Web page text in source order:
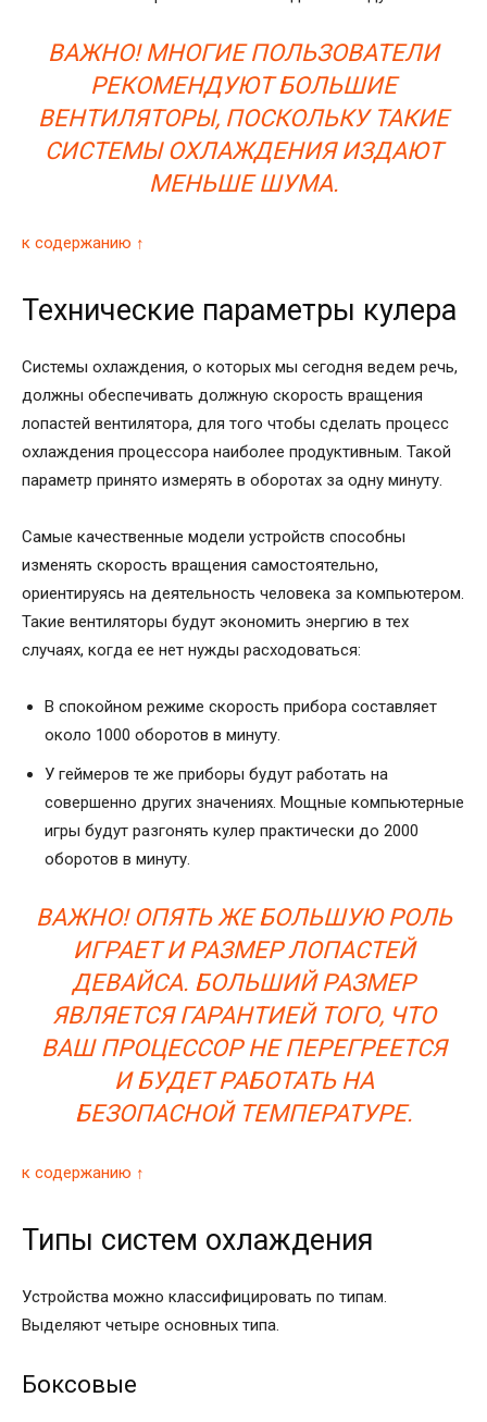
ВАЖНО! МНОГИЕ ПОЛЬЗОВАТЕЛИ
РЕКОМЕНДУЮТ БОЛЬШИЕ
ВЕНТИЛЯТОРЫ, ПОСКОЛЬКУ ТАКИЕ
СИСТЕМЫ ОХЛАЖДЕНИЯ ИЗДАЮТ
МЕНЬШЕ ШУМА.
к содержанию ↑
Технические параметры кулера
Системы охлаждения, о которых мы сегодня ведем речь,
должны обеспечивать должную скорость вращения
лопастей вентилятора, для того чтобы сделать процесс
охлаждения процессора наиболее продуктивным. Такой
параметр принято измерять в оборотах за одну минуту.
Самые качественные модели устройств способны
изменять скорость вращения самостоятельно,
ориентируясь на деятельность человека за компьютером.
Такие вентиляторы будут экономить энергию в тех
случаях, когда ее нет нужды расходоваться:
В спокойном режиме скорость прибора составляет
около 1000 оборотов в минуту.
У геймеров те же приборы будут работать на
совершенно других значениях. Мощные компьютерные
игры будут разгонять кулер практически до 2000
оборотов в минуту.
ВАЖНО! ОПЯТЬ ЖЕ БОЛЬШУЮ РОЛЬ
ИГРАЕТ И РАЗМЕР ЛОПАСТЕЙ
ДЕВАЙСА. БОЛЬШИЙ РАЗМЕР
ЯВЛЯЕТСЯ ГАРАНТИЕЙ ТОГО, ЧТО
ВАШ ПРОЦЕССОР НЕ ПЕРЕГРЕЕТСЯ
И БУДЕТ РАБОТАТЬ НА
БЕЗОПАСНОЙ ТЕМПЕРАТУРЕ.
к содержанию ↑
Типы систем охлаждения
Устройства можно классифицировать по типам.
Выделяют четыре основных типа.
Боксовые